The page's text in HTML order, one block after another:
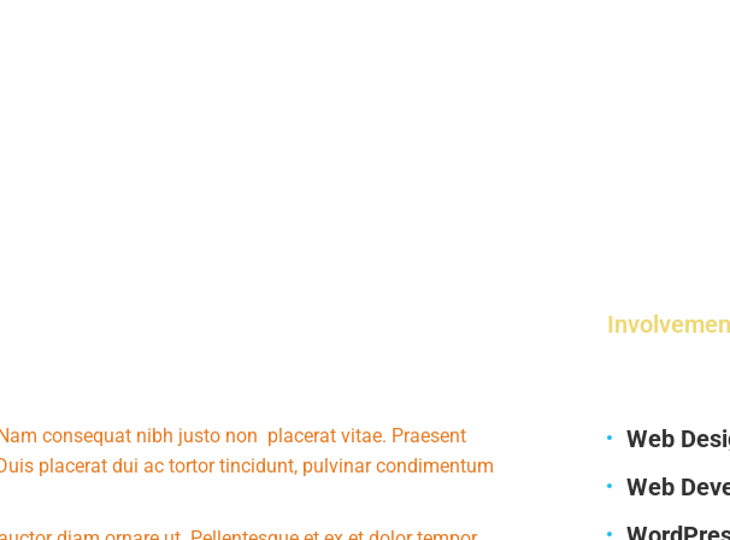
consequat nibh justo non placerat vitae. Praesent
placerat dui ac tortor tincidunt, pulvinar condimentum
Web
Web